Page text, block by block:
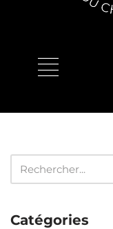
Catégories